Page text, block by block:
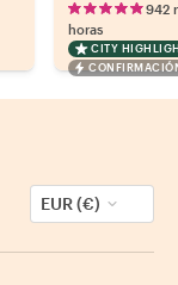
942
horas
CITY
EUR (€)